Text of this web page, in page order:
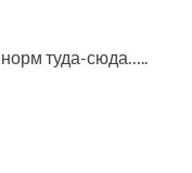
туда-сюда…..